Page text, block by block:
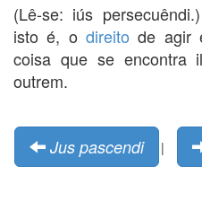
(Lê-se: iús
isto é, o direito de agir
coisa que se encontra
outrem.
Jus pascendi |